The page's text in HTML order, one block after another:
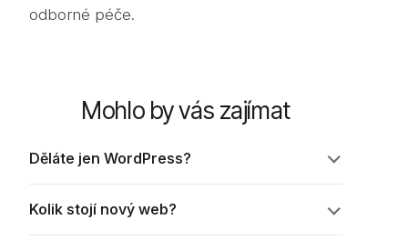
odborné péče.
Mohlo by vás zajímat
Děláte jen WordPress?
Kolik stojí nový web?